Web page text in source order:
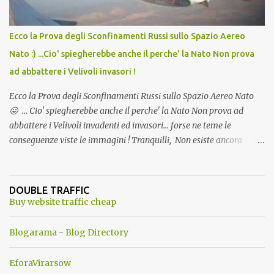
Ecco la Prova degli Sconfinamenti Russi sullo Spazio Aereo
Nato :) ...Cio' spiegherebbe anche il perche' la Nato Non prova
ad abbattere i Velivoli invasori !
Ecco la Prova degli Sconfinamenti Russi sullo Spazio Aereo Nato
😛 ... Cio' spiegherebbe anche il perche' la Nato Non prova ad
abbattere i Velivoli invadenti ed invasori... forse ne teme le
conseguenze viste le immagini ! Tranquilli, Non esiste ancora
ancora una fantasia Nato o forse una "False Flag", per provocare
una guerra mondiale che difficilmente da menti sane, potrebbe
DOUBLE TRAFFIC
Buy website traffic cheap
Blogarama - Blog Directory
EforaVirarsow